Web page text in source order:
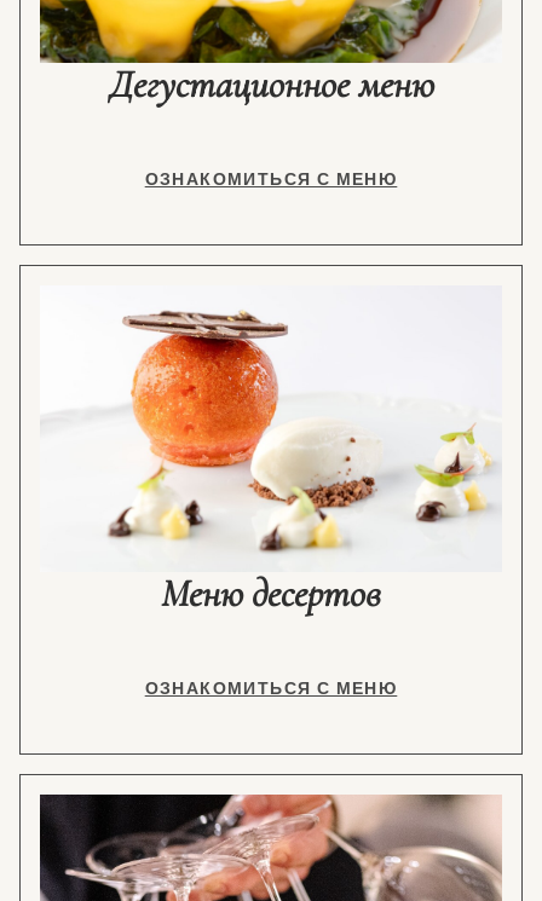
Дегустационное меню
ОЗНАКОМИТЬСЯ С МЕНЮ
Меню десертов
ОЗНАКОМИТЬСЯ С МЕНЮ